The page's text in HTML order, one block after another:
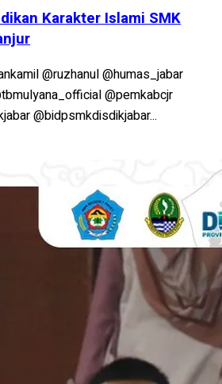
Karakter Islami SMK
@ruzhanul @humas_jabar
@pemkabcjr
@bidpsmkdisdikjabar...